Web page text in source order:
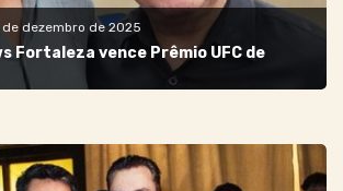
de dezembro de 2025
Fortaleza vence Prêmio UFC de